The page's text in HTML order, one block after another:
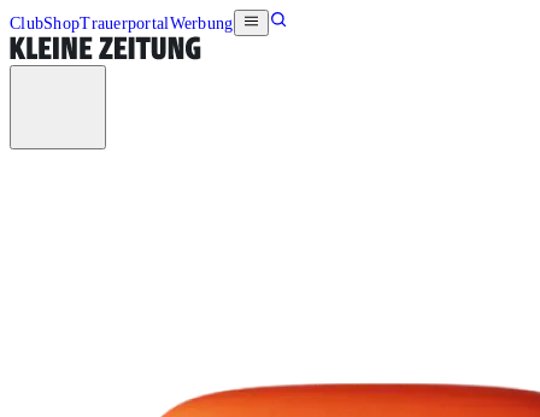
ClubShopTrauerportalWerbung